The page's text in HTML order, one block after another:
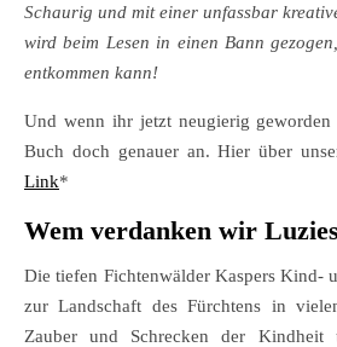
Schaurig und mit einer unfassbar
wird beim Lesen in einen Bann
entkommen kann!
Und wenn ihr jetzt neugierig geworden
Buch doch genauer an. Hier über
Link*
Wem verdanken wir
Die tiefen Fichtenwälder Kaspers Kind-
zur Landschaft des Fürchtens in
Zauber und Schrecken der